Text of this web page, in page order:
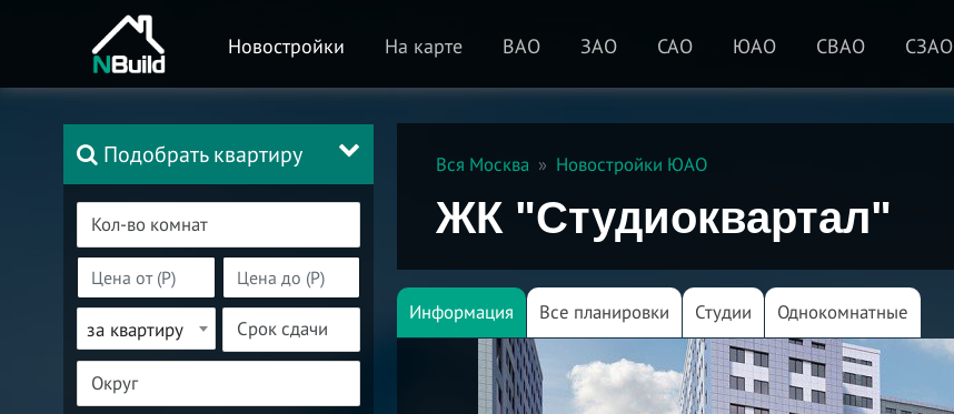
Новостройки На карте ВАО ЗАО САО ЮАО СВАО СЗАО
Подобрать квартиру
за квартиру
Вся Москва Новостройки ЮАО
ЖК "Студиоквартал"
Информация Все планировки Студии Однокомнатные